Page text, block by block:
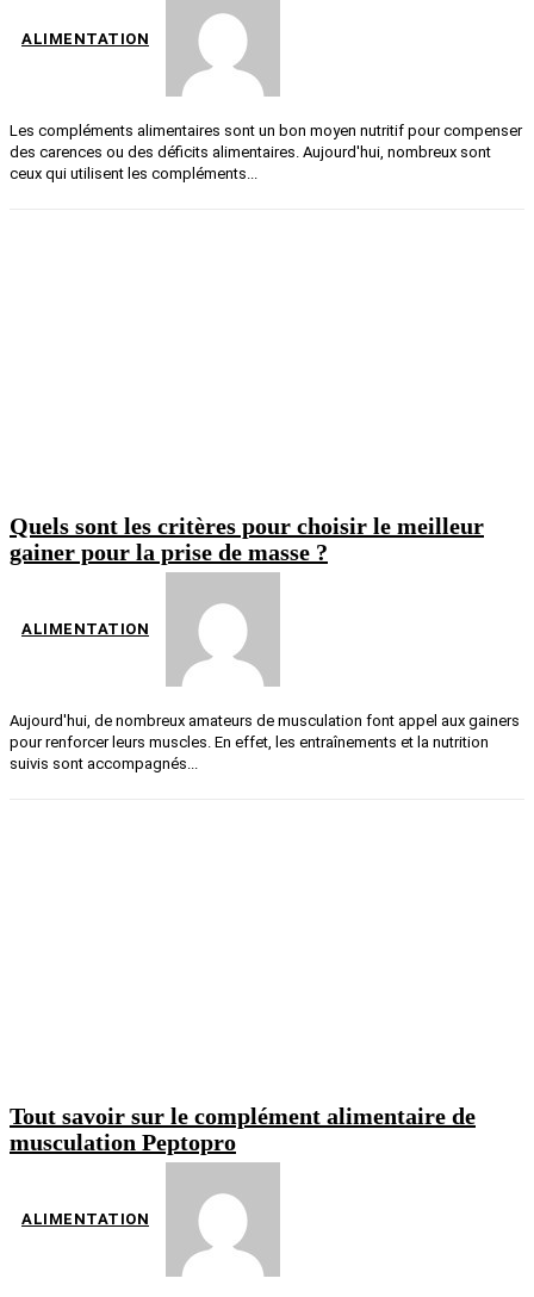
ALIMENTATION
Les compléments alimentaires sont un bon moyen nutritif pour compenser
des carences ou des déficits alimentaires. Aujourd'hui, nombreux sont
ceux qui utilisent les compléments...
Quels sont les critères pour choisir le meilleur
gainer pour la prise de masse ?
ALIMENTATION
Aujourd'hui, de nombreux amateurs de musculation font appel aux gainers
pour renforcer leurs muscles. En effet, les entraînements et la nutrition
suivis sont accompagnés...
Tout savoir sur le complément alimentaire de
musculation Peptopro
ALIMENTATION